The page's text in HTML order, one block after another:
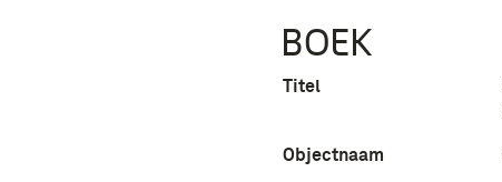
BOEK
Titel
Objectnaam